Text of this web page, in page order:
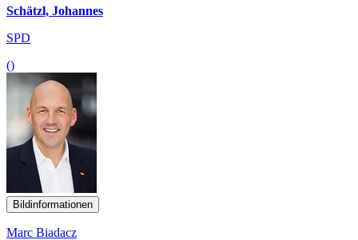
Schätzl, Johannes
SPD
()
Bildinformationen
Marc Biadacz